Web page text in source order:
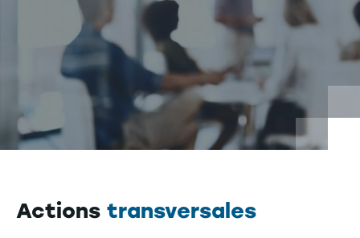
Actions transversales